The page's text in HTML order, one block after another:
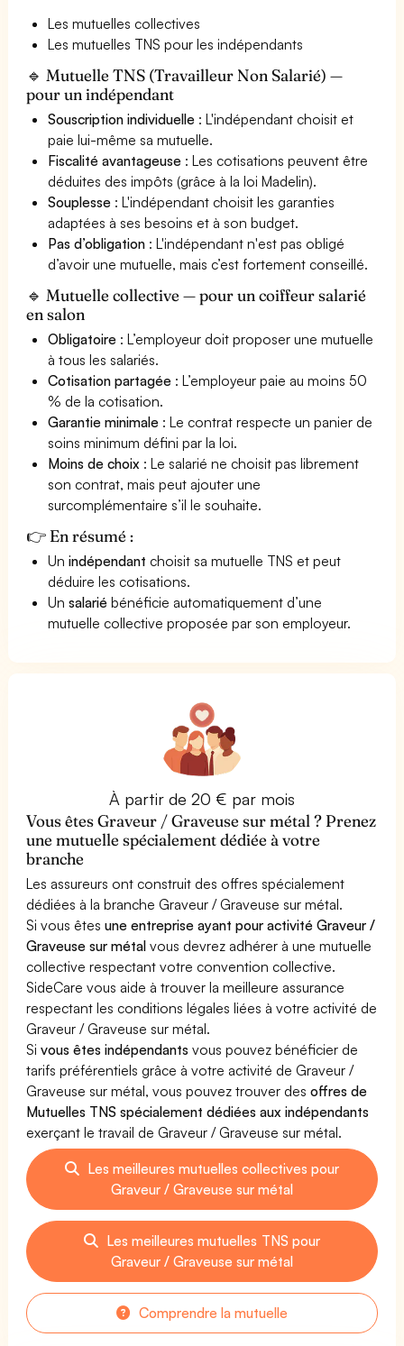
Les mutuelles collectives
Les mutuelles TNS pour les indépendants
🔹 Mutuelle TNS (Travailleur Non Salarié) —
pour un indépendant
Souscription individuelle : L'indépendant choisit et
paie lui-même sa mutuelle.
Fiscalité avantageuse : Les cotisations peuvent être
déduites des impôts (grâce à la loi Madelin).
Souplesse : L'indépendant choisit les garanties
adaptées à ses besoins et à son budget.
Pas d’obligation : L'indépendant n'est pas obligé
d’avoir une mutuelle, mais c’est fortement conseillé.
🔹 Mutuelle collective — pour un coiffeur salarié
en salon
Obligatoire : L’employeur doit proposer une mutuelle
à tous les salariés.
Cotisation partagée : L’employeur paie au moins 50
% de la cotisation.
Garantie minimale : Le contrat respecte un panier de
soins minimum défini par la loi.
Moins de choix : Le salarié ne choisit pas librement
son contrat, mais peut ajouter une
surcomplémentaire s’il le souhaite.
👉 En résumé :
Unindépendant choisit sa mutuelle TNS et peut
déduire les cotisations.
Unsalarié bénéficie automatiquement d’une
mutuelle collective proposée par son employeur.
À partir de 20 € par mois
Vous êtes Graveur / Graveuse sur métal ? Prenez
une mutuelle spécialement dédiée à votre
branche
Les assureurs ont construit des offres spécialement
dédiées à la branche Graveur / Graveuse sur métal.
Si vous êtesune entreprise ayant pour activité Graveur /
Graveuse sur métal vous devrez adhérer à une mutuelle
collective respectant votre convention collective.
SideCare vous aide à trouver la meilleure assurance
respectant les conditions légales liées à votre activité de
Graveur / Graveuse sur métal.
Sivous êtes indépendants vous pouvez bénéficier de
tarifs préférentiels grâce à votre activité de Graveur /
Graveuse sur métal, vous pouvez trouver desoffres de
Mutuelles TNS spécialement dédiées aux indépendants
exerçant le travail de Graveur / Graveuse sur métal.
Les meilleures mutuelles collectives pour
Graveur / Graveuse sur métal
Les meilleures mutuelles TNS pour
Graveur / Graveuse sur métal
Comprendre la mutuelle